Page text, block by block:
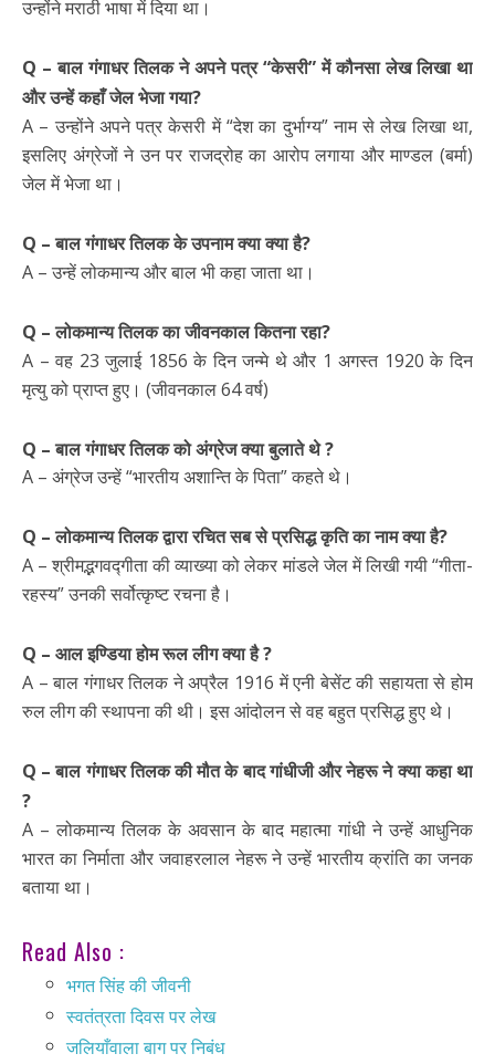
उन्होंने मराठी भाषा में दिया था।
Q – बाल गंगाधर तिलक ने अपने पत्र “केसरी” में कौनसा लेख लिखा था
और उन्हें कहाँ जेल भेजा गया?
A – उन्होंने अपने पत्र केसरी में “देश का दुर्भाग्य” नाम से लेख लिखा था,
इसलिए अंग्रेजों ने उन पर राजद्रोह का आरोप लगाया और माण्डल (बर्मा)
जेल में भेजा था।
Q – बाल गंगाधर तिलक के उपनाम क्या क्या है?
A – उन्हें लोकमान्य और बाल भी कहा जाता था।
Q – लोकमान्य तिलक का जीवनकाल कितना रहा?
A – वह 23 जुलाई 1856 के दिन जन्मे थे और 1 अगस्त 1920 के दिन
मृत्यु को प्राप्त हुए। (जीवनकाल 64 वर्ष)
Q – बाल गंगाधर तिलक को अंग्रेज क्या बुलाते थे ?
A – अंग्रेज उन्हें “भारतीय अशान्ति के पिता” कहते थे।
Q – लोकमान्य तिलक द्वारा रचित सब से प्रसिद्ध कृति का नाम क्या है?
A – श्रीमद्भगवद्गीता की व्याख्या को लेकर मांडले जेल में लिखी गयी “गीता-
रहस्य” उनकी सर्वोत्कृष्ट रचना है।
Q – आल इण्डिया होम रूल लीग क्या है ?
A – बाल गंगाधर तिलक ने अप्रैल 1916 में एनी बेसेंट की सहायता से होम
रुल लीग की स्थापना की थी। इस आंदोलन से वह बहुत प्रसिद्ध हुए थे।
Q – बाल गंगाधर तिलक की मौत के बाद गांधीजी और नेहरू ने क्या कहा था
?
A – लोकमान्य तिलक के अवसान के बाद महात्मा गांधी ने उन्हें आधुनिक
भारत का निर्माता और जवाहरलाल नेहरू ने उन्हें भारतीय क्रांति का जनक
बताया था।
Read Also :
भगत सिंह की जीवनी
स्वतंत्रता दिवस पर लेख
जलियाँवाला बाग पर निबंध